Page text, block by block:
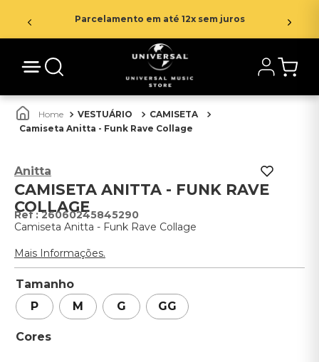
Parcelamento em até 12x sem juros
VESTUÁRIO
CAMISETA
Camiseta Anitta - Funk Rave Collage
Anitta
CAMISETA ANITTA - FUNK RAVE
COLLAGE
:26060245845290
Camiseta Anitta - Funk Rave Collage
Mais Informações.
Tamanho
P
M G GG